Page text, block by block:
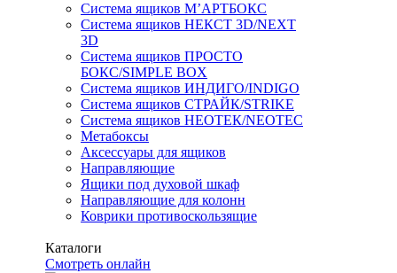
Система ящиков М’АРТБОКС
Система ящиков НЕКСТ 3D/NEXT
3D
Система ящиков ПРОСТО
БОКС/SIMPLE BOX
Система ящиков ИНДИГО/INDIGO
Система ящиков СТРАЙК/STRIKE
Система ящиков НЕОТЕК/NEOTEC
Метабоксы
Аксессуары для ящиков
Направляющие
Ящики под духовой шкаф
Направляющие для колонн
Коврики противоскользящие
Каталоги
Смотреть онлайн